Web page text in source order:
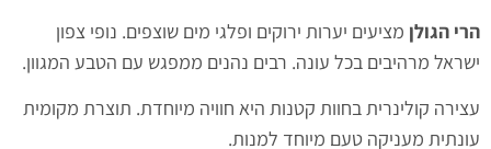
הרי הגולן מציעים יערות ירוקים ופלגי מים שוצפים. נופי צפון
ישראל מרהיבים בכל עונה. רבים נהנים ממפגש עם הטבע המגוון.
עצירה קולינרית בחוות קטנות היא חוויה מיוחדת. תוצרת מקומית
עונתית מעניקה טעם מיוחד למנות.